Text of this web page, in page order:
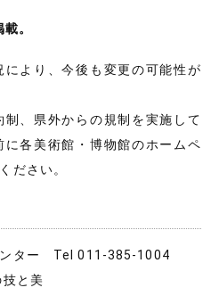
。
より、今後も変更の可能性が
、県外からの規制を実施して
各美術館・博物館のホームペ
ださい。
ンター Tel 011-385-1004
と美